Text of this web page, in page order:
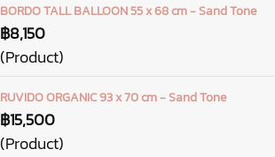
BORDO TALL BALLOON 55 x 68 cm - Sand Tone
฿8,150
(Product)
RUVIDO ORGANIC 93 x 70 cm - Sand Tone
฿15,500
(Product)